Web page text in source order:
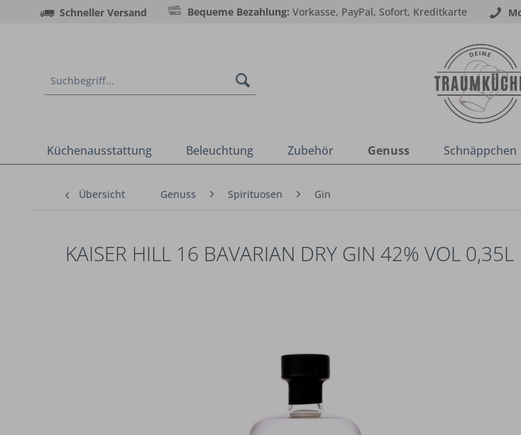
Schneller Versand Bequeme Bezahlung: Vorkasse, PayPal, Sofort, Kreditkarte
Küchenausstattung Beleuchtung Zubehör Genuss Schnäppchen
Übersicht Genuss Spirituosen Gin
KAISER HILL 16 BAVARIAN DRY GIN 42% VOL 0,35L